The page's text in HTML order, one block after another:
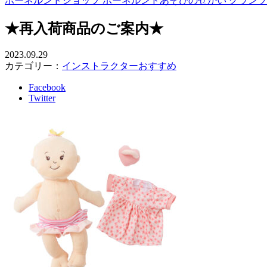
★再入荷商品のご案内★
2023.09.29
カテゴリー： インストラクターおすすめ
Facebook
Twitter